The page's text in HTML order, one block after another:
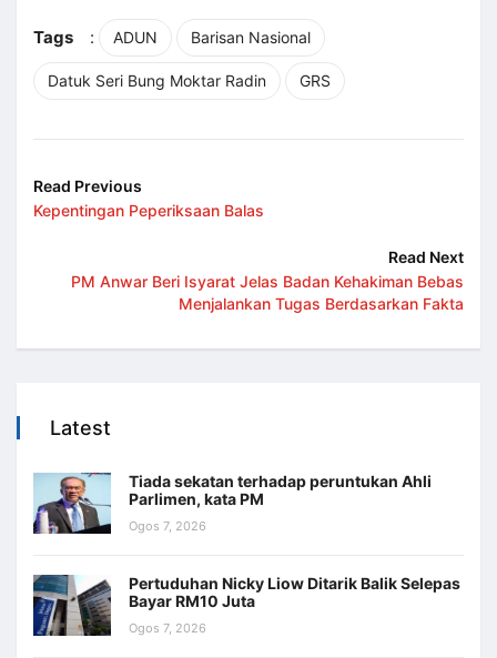
Tags
: ADUN Barisan Nasional
Datuk Seri Bung Moktar Radin GRS
Read Previous
Kepentingan Peperiksaan Balas
Read Next
PM Anwar Beri Isyarat Jelas Badan Kehakiman Bebas
Menjalankan Tugas Berdasarkan Fakta
Latest
Tiada sekatan terhadap peruntukan Ahli
Parlimen, kata PM
Ogos 7, 2026
Pertuduhan Nicky Liow Ditarik Balik Selepas
Bayar RM10 Juta
Ogos 7, 2026